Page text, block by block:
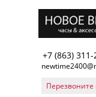
+7 (863)